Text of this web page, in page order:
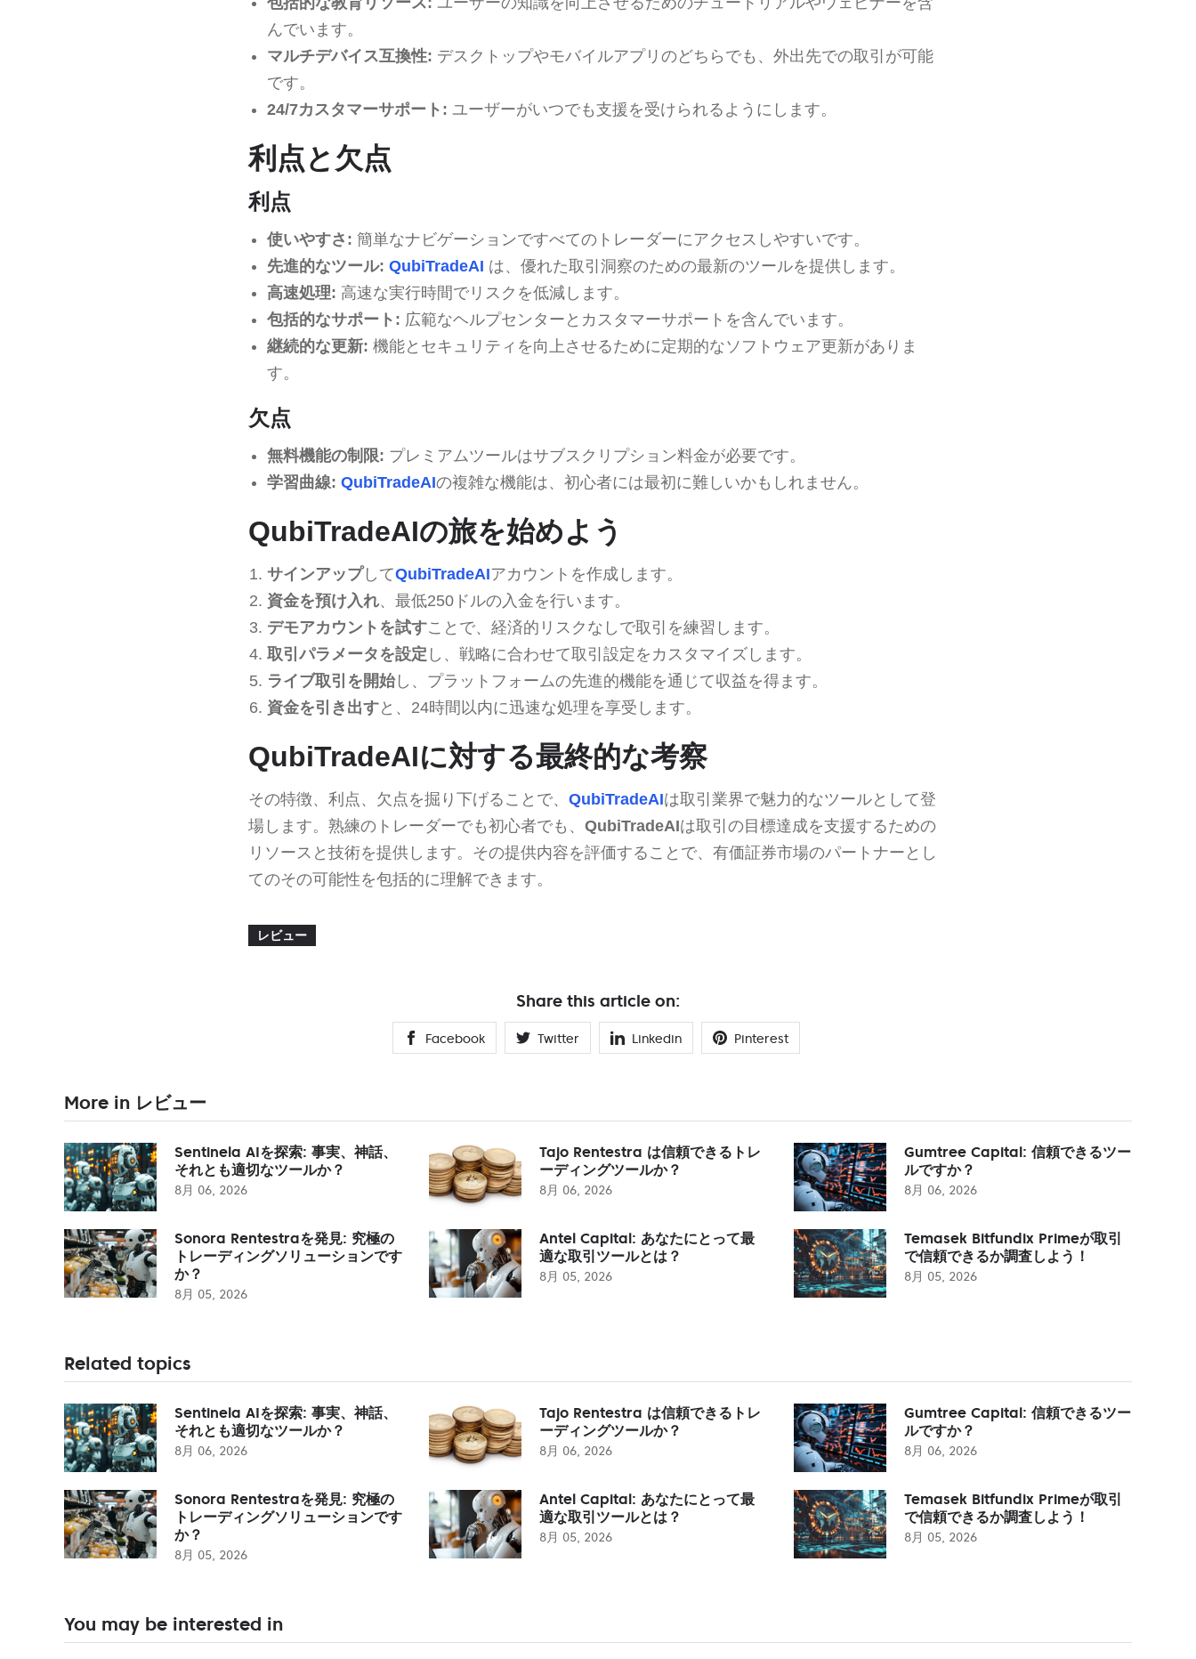
んでいます。
マルチデバイス互換性: デスクトップやモバイルアプリのどちらでも、外出先での取引が可能
です。
24/7カスタマーサポート: ユーザーがいつでも支援を受けられるようにします。
利点と欠点
利点
使いやすさ: 簡単なナビゲーションですべてのトレーダーにアクセスしやすいです。
先進的なツール: QubiTradeAI は、優れた取引洞察のための最新のツールを提供します。
高速処理: 高速な実行時間でリスクを低減します。
包括的なサポート: 広範なヘルプセンターとカスタマーサポートを含んでいます。
継続的な更新: 機能とセキュリティを向上させるために定期的なソフトウェア更新がありま
す。
欠点
無料機能の制限: プレミアムツールはサブスクリプション料金が必要です。
学習曲線: QubiTradeAIの複雑な機能は、初心者には最初に難しいかもしれません。
QubiTradeAIの旅を始めよう
サインアップしてQubiTradeAIアカウントを作成します。
資金を預け入れ、最低250ドルの入金を行います。
デモアカウントを試すことで、経済的リスクなしで取引を練習します。
取引パラメータを設定 し、戦略に合わせて取引設定をカスタマイズします。
ライブ取引を開始し、プラットフォームの先進的機能を通じて収益を得ます。
資金を引き出すと、24時間以内に迅速な処理を享受します。
QubiTradeAIに対する最終的な考察
その特徴、利点、欠点を掘り下げることで、 QubiTradeAIは取引業界で魅力的なツールとして登
場します。熟練のトレーダーでも初心者でも、 QubiTradeAIは取引の目標達成を支援するための
リソースと技術を提供します。その提供内容を評価することで、有価証券市場のパートナーとし
てのその可能性を包括的に理解できます。
レビュー
Share this article on:
Facebook Twitter Linkedin Pinterest
More in レビュー
Sentinela AIを探索: 事実、神話、
それとも適切なツールか？
8月 06, 2026
Tajo Rentestra は信頼できるトレ
ーディングツールか？
8月 06, 2026
Gumtree Capital: 信頼できるツー
ルですか？
8月 06, 2026
Sonora Rentestraを発見: 究極の
トレーディングソリューションです
か？
8月 05, 2026
Antel Capital: あなたにとって最
適な取引ツールとは？
8月 05, 2026
Temasek Bitfundix Primeが取引
で信頼できるか調査しよう！
8月 05, 2026
Related topics
Sentinela AIを探索: 事実、神話、
それとも適切なツールか？
8月 06, 2026
Tajo Rentestra は信頼できるトレ
ーディングツールか？
8月 06, 2026
Gumtree Capital: 信頼できるツー
ルですか？
8月 06, 2026
Sonora Rentestraを発見: 究極の
トレーディングソリューションです
か？
8月 05, 2026
Antel Capital: あなたにとって最
適な取引ツールとは？
8月 05, 2026
Temasek Bitfundix Primeが取引
で信頼できるか調査しよう！
8月 05, 2026
You may be interested in